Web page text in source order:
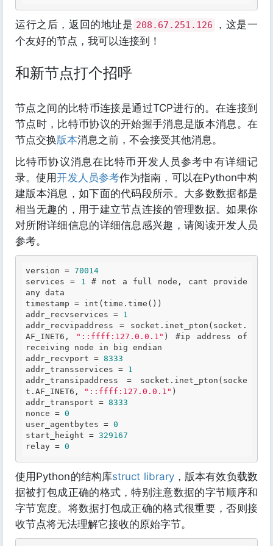
运行之后，返回的地址是 208.67.251.126
，这是一
个友好的节点，我可以连接到！
和新节点打个招呼
节点之间的比特币连接是通过TCP进行的。在连接到
节点时，比特币协议的开始握手消息是版本消息。在
节点交换版本消息之前，不会接受其他消息。
比特币协议消息在比特币开发人员参考中有详细记
录。使用开发人员参考作为指南，可以在Python中构
建版本消息，如下面的代码段所示。大多数数据都是
相当无趣的，用于建立节点连接的管理数据。如果你
对所附详细信息的详细信息感兴趣，请阅读开发人员
参考。
version = 70014
services = 1 # not a full node, cant provide
any data
timestamp = int(time.time())
addr_recvservices = 1
addr_recvipaddress = socket.inet_pton(socket.
AF_INET6,
"::ffff:127.0.0.1" ) #ip address of
receiving node in big endian
addr_recvport = 8333
addr_transservices = 1
addr_transipaddress = socket.inet_pton(socke
t.AF_INET6,
"::ffff:127.0.0.1" )
addr_transport = 8333
nonce = 0
user_agentbytes = 0
start_height = 329167
relay = 0
使用Python的结构库struct library，版本有效负载数
据被打包成正确的格式，特别注意数据的字节顺序和
字节宽度。将数据打包成正确的格式很重要，否则接
收节点将无法理解它接收的原始字节。